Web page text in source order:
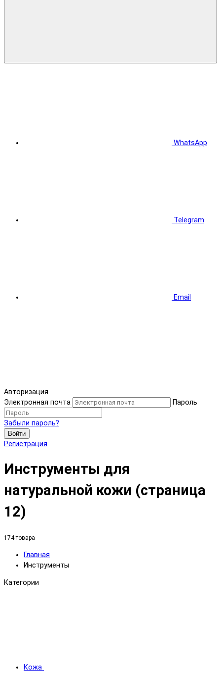
WhatsApp
Telegram
Email
Авторизация
Электронная почта
Пароль
Забыли пароль?
Войти
Регистрация
Инструменты для
натуральной кожи (страница
12)
174 товара
Главная
Инструменты
Категории
Кожа